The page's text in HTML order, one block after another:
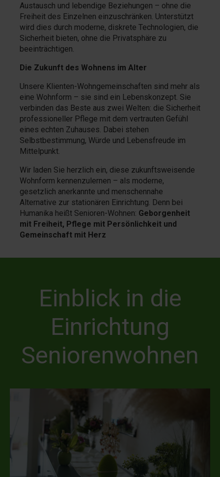
Austausch und lebendige Beziehungen – ohne die
Freiheit des Einzelnen einzuschränken. Unterstützt
wird dies durch moderne, diskrete Technologien, die
Sicherheit bieten, ohne die Privatsphäre zu
beeinträchtigen.
Die Zukunft des Wohnens im Alter
Unsere Klienten-Wohngemeinschaften sind mehr als
eine Wohnform – sie sind ein Lebenskonzept. Sie
verbinden das Beste aus zwei Welten: die Sicherheit
professioneller Pflege mit dem vertrauten Gefühl
eines echten Zuhauses. Dabei stehen
Selbstbestimmung, Würde und Lebensfreude im
Mittelpunkt.
Wir laden Sie herzlich ein, diese zukunftsweisende
Wohnform kennenzulernen – als moderne,
gesetzlich anerkannte und menschennahe
Alternative zur stationären Einrichtung. Denn bei
Humanika heißt Senioren-Wohnen: Geborgenheit
mit Freiheit, Pflege mit Persönlichkeit und
Gemeinschaft mit Herz
Einblick in die
Einrichtung
Seniorenwohnen